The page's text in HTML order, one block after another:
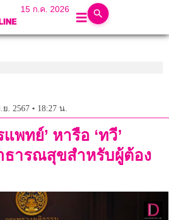
15 ก.ค. 2026
ย. 2567 • 18:27 น.
พทย์’ หารือ ‘ทวี’
ารณสุขสำหรับผู้ต้อง